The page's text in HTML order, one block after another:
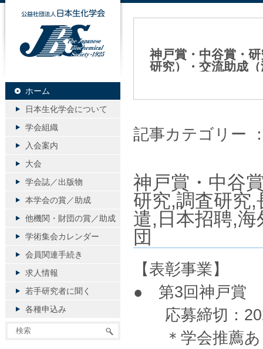
神戸賞・中谷賞・
研究）・交流助成
記事カテゴリー
神戸賞・中谷
研究,調査研究
遣,日本招聘,
団
【表彰事業】
● 第3回神戸賞
応募締切：
＊学会推薦あ
公益社団法人日本生化学会
ホーム
日本生化学会について
学会組織
入会案内
大会
学会誌／出版物
本学会の賞／助成
他機関・財団の賞／助成
学術集会カレンダー
会員関連手続き
求人情報
若手研究者に聞く
各種申込み